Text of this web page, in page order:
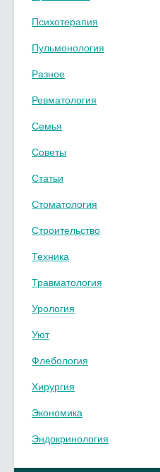
Психотерапия
Пульмонология
Разное
Ревматология
Семья
Советы
Статьи
Стоматология
Строительство
Техника
Травматология
Урология
Уют
Флебология
Хирургия
Экономика
Эндокринология